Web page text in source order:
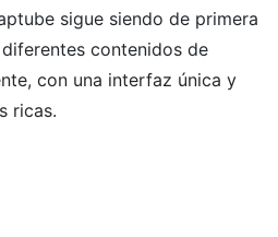
sigue siendo de primera
contenidos de
con una interfaz única y
ricas.